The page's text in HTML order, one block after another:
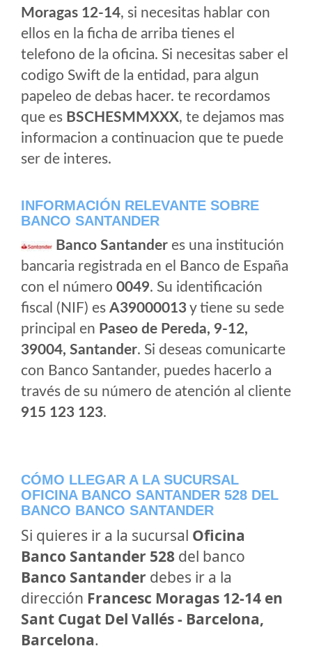
Moragas 12-14, si necesitas hablar con
ellos en la ficha de arriba tienes el
telefono de la oficina. Si necesitas saber el
codigo Swift de la entidad, para algun
papeleo de debas hacer. te recordamos
que es BSCHESMMXXX, te dejamos mas
informacion a continuacion que te puede
ser de interes.
INFORMACIÓN RELEVANTE SOBRE
BANCO SANTANDER
Banco Santander es una institución
bancaria registrada en el Banco de España
con el número 0049. Su identificación
fiscal (NIF) es A39000013y tiene su sede
principal en Paseo de Pereda, 9-12,
39004, Santander. Si deseas comunicarte
con Banco Santander, puedes hacerlo a
través de su número de atención al cliente
915 123 123.
CÓMO LLEGAR A LA SUCURSAL
OFICINA BANCO SANTANDER 528 DEL
BANCO BANCO SANTANDER
Si quieres ir a la sucursal Oficina
Banco Santander 528 del banco
Banco Santander debes ir a la
dirección Francesc Moragas 12-14 en
Sant Cugat Del Vallés - Barcelona,
Barcelona.